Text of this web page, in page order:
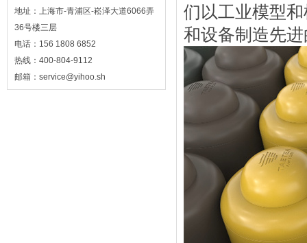
地址：上海市-青浦区-崧泽大道6066弄
36号楼三层
电话：156 1808 6852
热线：400-804-9112
邮箱：service@yihoo.sh
们以工业模型
和设备制造先